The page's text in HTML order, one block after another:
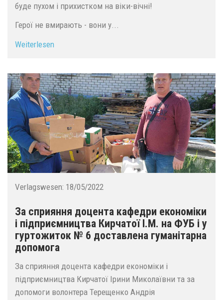
буде пухом і прихистком на віки-вічні!
Герої не вмирають - вони у...
Weiterlesen
Verlagswesen: 18/05/2022
За сприяння доцента кафедри економіки
і підприємництва Кирчатої І.М. на ФУБ і у
гуртожиток № 6 доставлена гуманітарна
допомога
За сприяння доцента кафедри економіки і
підприємництва Кирчатої Ірини Миколаївни та за
допомоги волонтера Терещенко Андрія